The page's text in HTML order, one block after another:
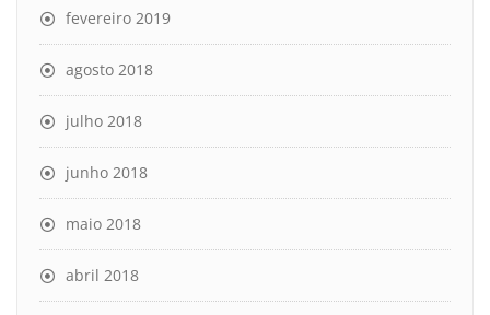
fevereiro 2019
agosto 2018
julho 2018
junho 2018
maio 2018
abril 2018